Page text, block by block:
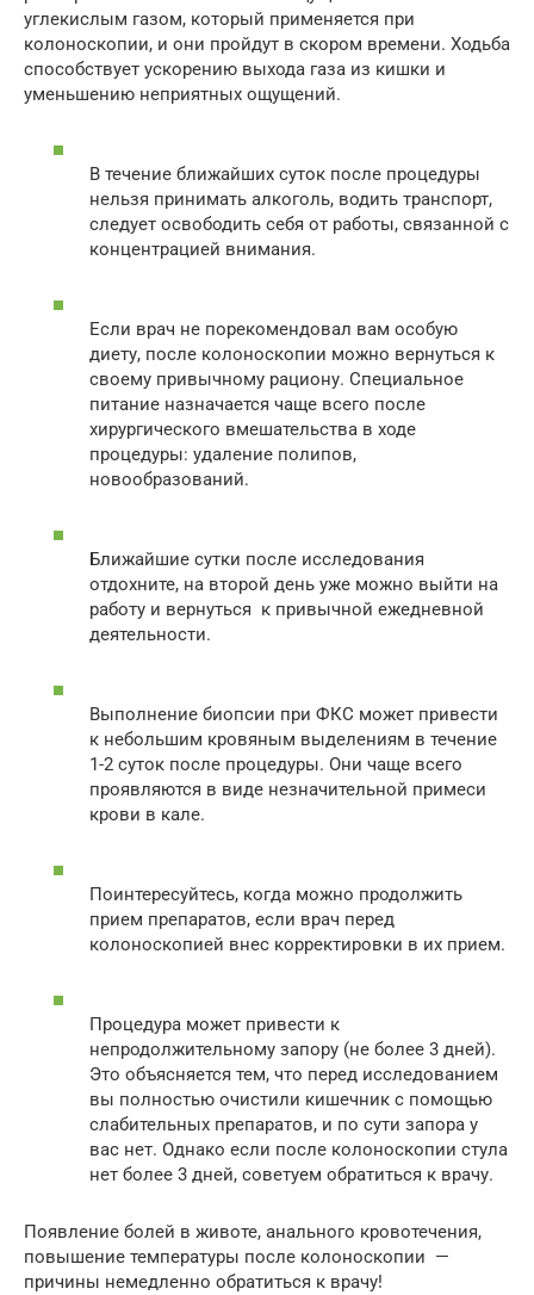
углекислым газом, который применяется при
колоноскопии, и они пройдут в скором времени. Ходьба
способствует ускорению выхода газа из кишки и
уменьшению неприятных ощущений.
В течение ближайших суток после процедуры
нельзя принимать алкоголь, водить транспорт,
следует освободить себя от работы, связанной с
концентрацией внимания.
Если врач не порекомендовал вам особую
диету, после колоноскопии можно вернуться к
своему привычному рациону. Специальное
питание назначается чаще всего после
хирургического вмешательства в ходе
процедуры: удаление полипов,
новообразований.
Ближайшие сутки после исследования
отдохните, на второй день уже можно выйти на
работу и вернуться к привычной ежедневной
деятельности.
Выполнение биопсии при ФКС может привести
к небольшим кровяным выделениям в течение
1-2 суток после процедуры. Они чаще всего
проявляются в виде незначительной примеси
крови в кале.
Поинтересуйтесь, когда можно продолжить
прием препаратов, если врач перед
колоноскопией внес корректировки в их прием.
Процедура может привести к
непродолжительному запору (не более 3 дней).
Это объясняется тем, что перед исследованием
вы полностью очистили кишечник с помощью
слабительных препаратов, и по сути запора у
вас нет. Однако если после колоноскопии стула
нет более 3 дней, советуем обратиться к врачу.
Появление болей в животе, анального кровотечения,
повышение температуры после колоноскопии —
причины немедленно обратиться к врачу!